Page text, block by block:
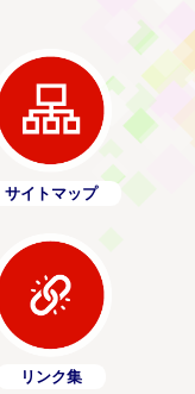
サイトマップ
リンク集